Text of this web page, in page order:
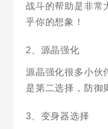
战斗的帮助是非常
乎你的想象！
2、源晶强化
源晶强化很多小伙
是第二选择，防御
3、变身器选择